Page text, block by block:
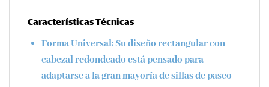
Características Técnicas
Forma Universal:Su diseño rectangular con
cabezal redondeado está pensado para
adaptarse a la gran mayoría de sillas de paseo